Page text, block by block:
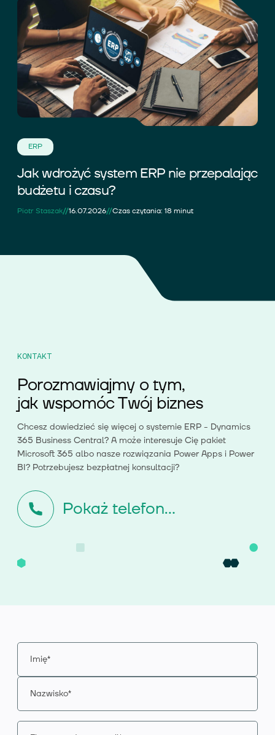
ERP
Jak wdrożyć system ERP nie przepalając
budżetu i czasu?
Piotr Staszak//16.07.2026//Czas czytania: 18 minut
KONTAKT
Porozmawiajmy o tym,
jak wspomóc Twój biznes
Chcesz dowiedzieć się więcej o systemie ERP - Dynamics
365 Business Central? A może interesuje Cię pakiet
Microsoft 365 albo nasze rozwiązania Power Apps i Power
BI? Potrzebujesz bezpłatnej konsultacji?
Pokaż telefon...